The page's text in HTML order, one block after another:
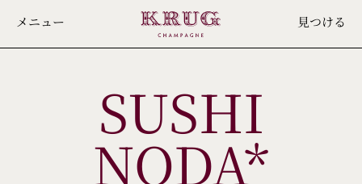
メニュー 見つける
SUSHI